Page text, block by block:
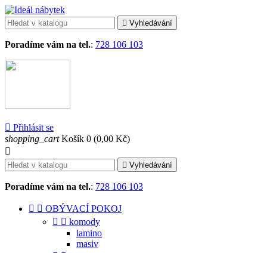
 Vyhledávání
Poradíme vám na tel.: 728 106 103
 Přihlásit se
shopping_cart Košík 0 (0,00 Kč)

 Vyhledávání
Poradíme vám na tel.: 728 106 103
  OBÝVACÍ POKOJ
  komody
lamino
masiv